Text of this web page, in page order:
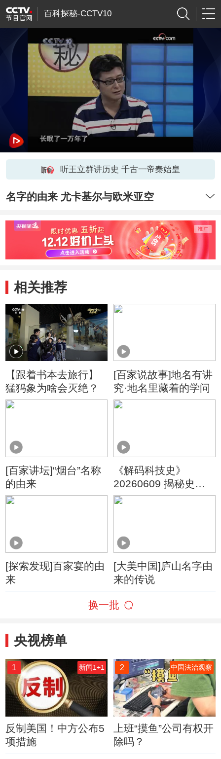
百科探秘-CCTV10
听王立群讲历史 千古一帝秦始皇
名字的由来 尤卡基尔与欧米亚空
相关推荐
【跟着书本去旅行】
猛犸象为啥会灭绝？
[百家说故事]地名有讲
究·地名里藏着的学问
[百家讲坛]“烟台”名称
的由来
《解码科技史》
20260609 揭秘史前
巨兽
[探索发现]百家宴的由
来
[大美中国]庐山名字由
来的传说
换一批
央视榜单
1 新闻1+1
反制美国！中方公布5
项措施
2 中国法治观察
上班“摸鱼”公司有权开
除吗？